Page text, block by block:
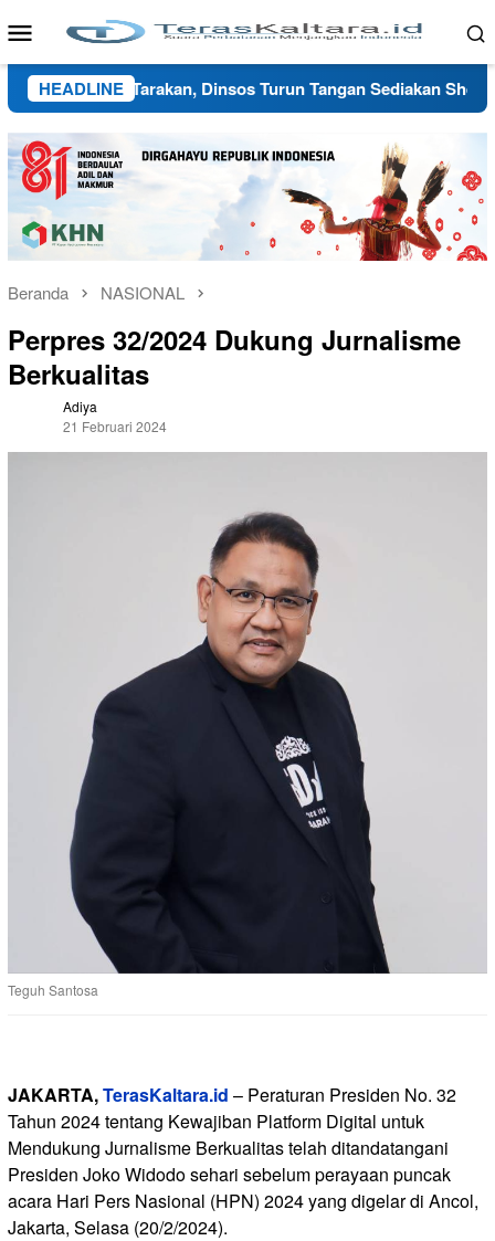
ke
Menu
Mobile
HEADLINE
ke Tarakan, Dinsos Turun Tangan Sediakan Shelter
Beranda NASIONAL
Perpres 32/2024 Dukung Jurnalisme
Berkualitas
Adiya
21 Februari 2024
Teguh Santosa
JAKARTA,TerasKaltara.id – Peraturan Presiden No. 32
Tahun 2024 tentang Kewajiban Platform Digital untuk
Mendukung Jurnalisme Berkualitas telah ditandatangani
Presiden Joko Widodo sehari sebelum perayaan puncak
acara Hari Pers Nasional (HPN) 2024 yang digelar di Ancol,
Jakarta, Selasa (20/2/2024).